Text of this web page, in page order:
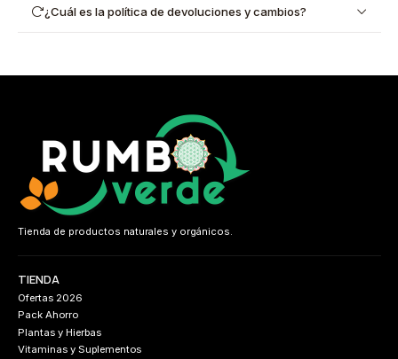
¿Cuál es la política de devoluciones y cambios?
Tienda de productos naturales y orgánicos.
TIENDA
Ofertas 2026
Pack Ahorro
Plantas y Hierbas
Vitaminas y Suplementos